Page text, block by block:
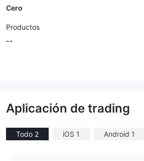
Cero
Productos
--
Aplicación de trading
Todo 2 iOS 1 Android 1